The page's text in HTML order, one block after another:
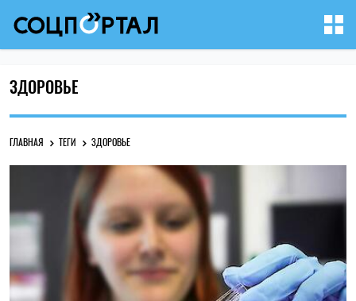
ЗДОРОВЬЕ
ГЛАВНАЯ ТЕГИ ЗДОРОВЬЕ